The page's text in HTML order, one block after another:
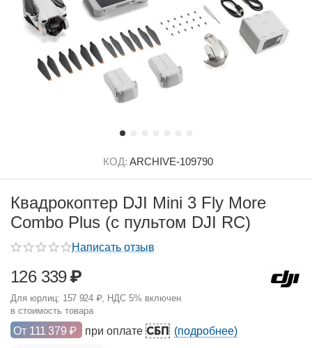
КОД: ARCHIVE-109790
Квадрокоптер DJI Mini 3 Fly More
Combo Plus (с пультом DJI RC)
Написать отзыв
126 339₽
Для юрлиц: 157 924 ₽, НДС 5% включен
в стоимость товара
От 111 379 ₽ при оплате СБП (подробнее)